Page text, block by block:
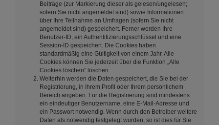
Beiträge (zur Markierung dieser als gelesen/ungelesen;
sofern Sie nicht angemeldet sind) sowie Informationen
über Ihre Teilnahme an Umfragen (sofern Sie nicht
angemeldet sind) gespeichert. Ferner werden Ihre
Benutzer-ID, ein Authentifizierungsschlüssel und eine
Session-ID gespeichert. Die Cookies haben
standardmäßig eine Gültigkeit von einem Jahr. Alle
Cookies können Sie jederzeit über die Funktion „Alle
Cookies löschen“ löschen.
Weiterhin werden die Daten gespeichert, die Sie bei der
Registrierung, in Ihrem Profil oder Ihrem persönlichem
Bereich angeben. Für die Registrierung sind mindestens
ein eindeutiger Benutzername, eine E-Mail-Adresse und
ein Passwort notwendig. Wenn durch den Betreiber weitere
Daten als notwendig festgelegt wurden, so ist dies für Sie